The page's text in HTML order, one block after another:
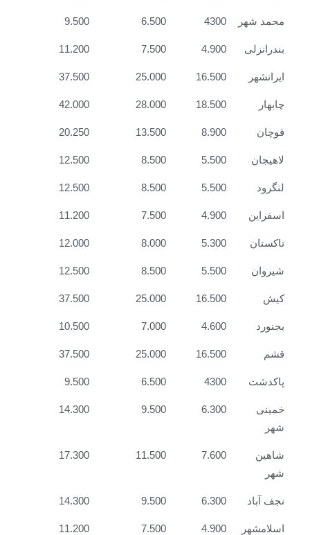
محمد شهر 4300
6.500
9.500
بندرانزلی 4.900
7.500
11.200
ایرانشهر 16.500
25.000
37.500
چابهار 18.500
28.000
42.000
قوچان 8.900
13.500
20.250
لاهیجان 5.500
8.500
12.500
لنگرود 5.500
8.500
12.500
اسفراین 4.900
7.500
11.200
تاکستان 5.300
8.000
12.000
شیروان 5.500
8.500
12.500
کیش 16.500
25.000
37.500
بجنورد 4.600
7.000
10.500
قشم 16.500
25.000
37.500
پاکدشت 4300
6.500
9.500
خمینی
شهر
6.300
9.500
14.300
شاهین
شهر
7.600
11.500
17.300
نجف آباد 6.300
9.500
14.300
اسلامشهر 4.900
7.500
11.200